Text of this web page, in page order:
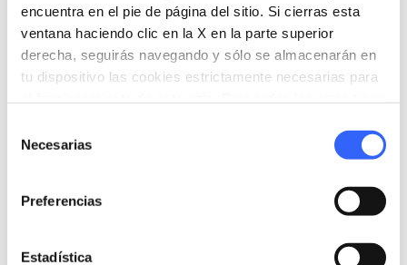
encuentra en el pie de página del sitio. Si cierras esta
ventana haciendo clic en la X en la parte superior
derecha, seguirás navegando y sólo se almacenarán en
tu dispositivo las cookies estrictamente necesarias para
Necesarias
Preferencias
Estadística
Bodegas Abiertas y
Viñedos Abiertos
Marzo - Diciembre
en Greve in Chianti
Ideas Ver en el mapa
favorite_border